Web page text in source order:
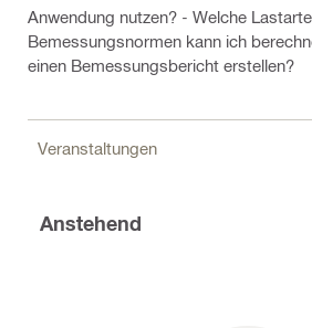
Anwendung nutzen? - Welche
Bemessungsnormen kann ich
einen Bemessungsbericht erstellen?
Veranstaltungen
Anstehend